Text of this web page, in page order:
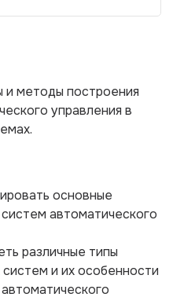
и методы построения
управления в
основные
автоматического
различные типы
систем и их особенности